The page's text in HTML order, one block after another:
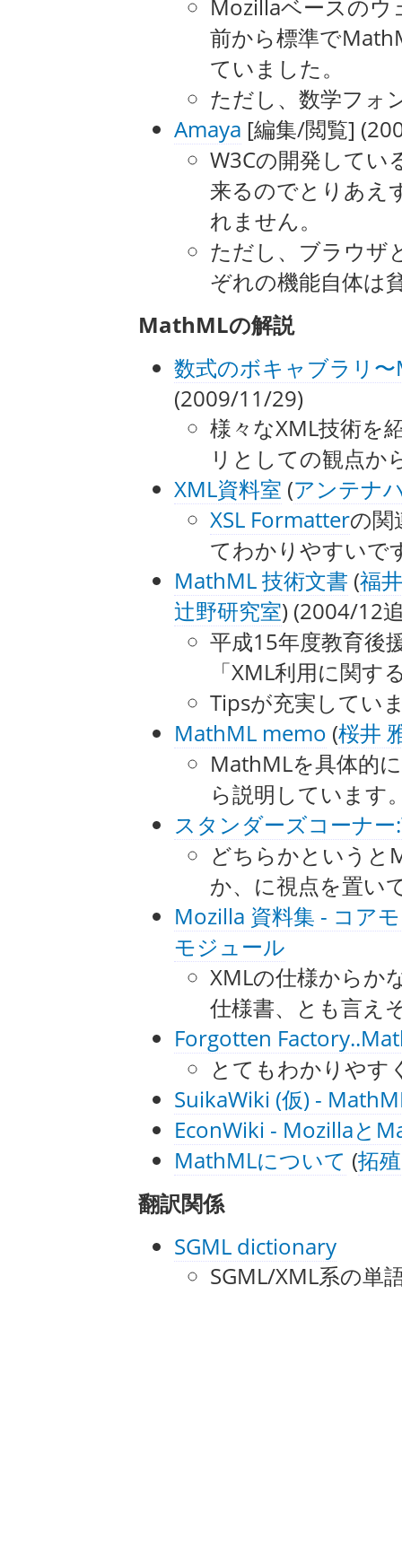
Mozillaベースのウ
前から標準で
ていました。
ただし、数学フォ
Amaya [編集/閲覧]
W3Cの開発してい
来るのでとりあえ
れません。
ただし、ブラウザ
ぞれの機能自体は
MathMLの解説
数式のボキャブラリ
(2009/11/29)
様々なXML技術を
リとしての観点か
XML資料室 (アンテナ
XSL Formatterの関
てわかりやすいで
MathML 技術文書 (福
辻野研究室) (2004/12
平成15年度教育後
「XML利用に関す
Tipsが充実してい
MathML memo (桜井
MathMLを具体的
ら説明しています
スタンダーズコーナー
どちらかというと
か、に視点を置い
Mozilla 資料集 - コア
モジュール
XMLの仕様からか
仕様書、とも言え
Forgotten
とてもわかりやす
SuikaWiki (仮) -
EconWiki - Mozillaと
MathMLについて (拓
翻訳関係
SGML dictionary
SGML/XML系の単